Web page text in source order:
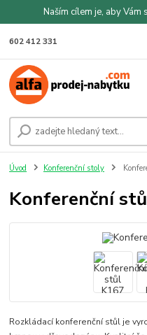
Naším cílem je, aby
602 412 331
Úvod Konferenční stoly
Konferenční
Rozkládací konferenční stůl je